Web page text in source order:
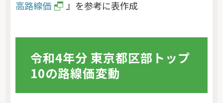
高路線価 』を参考に表作成
令和4年分 東京都区部トップ
10の路線価変動